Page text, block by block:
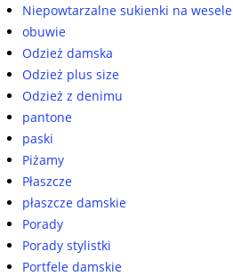
Niepowtarzalne sukienki na wesele
obuwie
Odzież damska
Odzież plus size
Odzież z denimu
pantone
paski
Piżamy
Płaszcze
płaszcze damskie
Porady
Porady stylistki
Portfele damskie